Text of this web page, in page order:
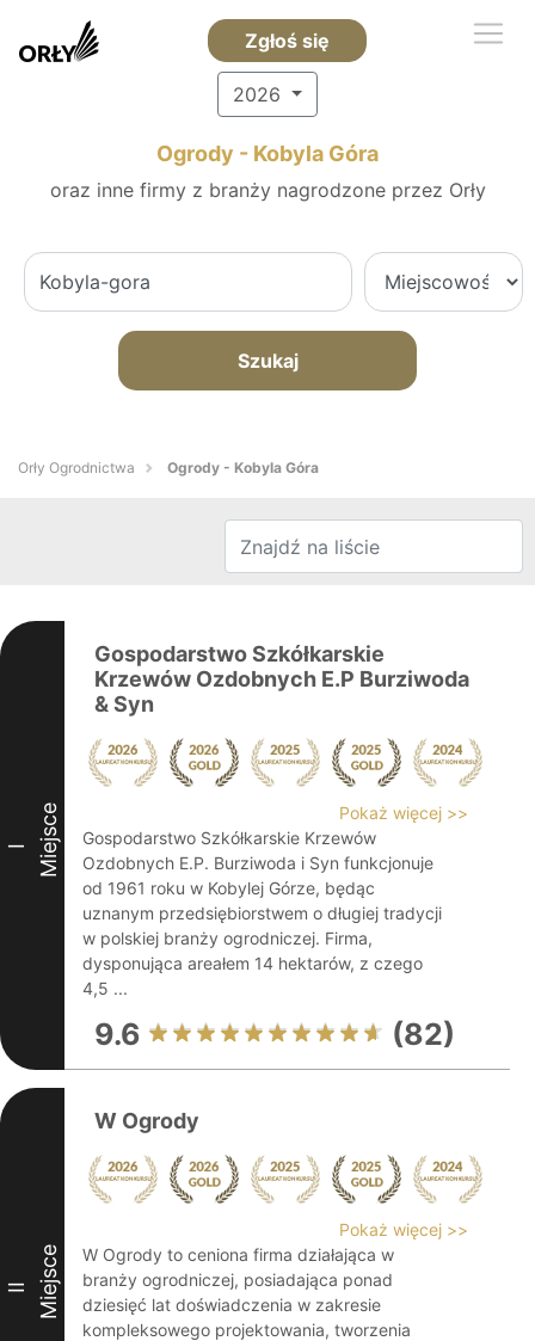
Zgłoś się
2026
Ogrody - Kobyla Góra
oraz inne firmy z branży nagrodzone przez Orły
Szukaj
Orły Ogrodnictwa Ogrody - Kobyla Góra
I Miejsce
Gospodarstwo Szkółkarskie
Krzewów Ozdobnych E.P Burziwoda
& Syn
Pokaż więcej >>
Gospodarstwo Szkółkarskie Krzewów
Ozdobnych E.P. Burziwoda i Syn funkcjonuje
od 1961 roku w Kobylej Górze, będąc
uznanym przedsiębiorstwem o długiej tradycji
w polskiej branży ogrodniczej. Firma,
dysponująca areałem 14 hektarów, z czego
4,5 ...
9.6 (82)
II Miejsce
W Ogrody
Pokaż więcej >>
W Ogrody to ceniona firma działająca w
branży ogrodniczej, posiadająca ponad
dziesięć lat doświadczenia w zakresie
kompleksowego projektowania, tworzenia